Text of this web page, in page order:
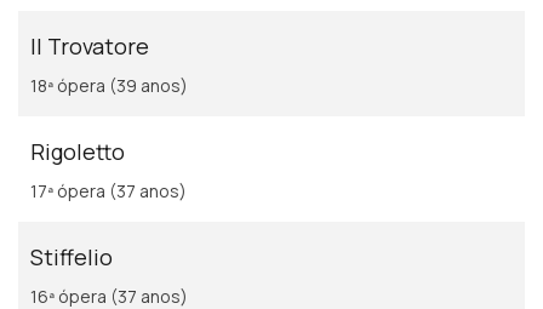
Il Trovatore
18ª ópera (39 anos)
Rigoletto
17ª ópera (37 anos)
Stiffelio
16ª ópera (37 anos)